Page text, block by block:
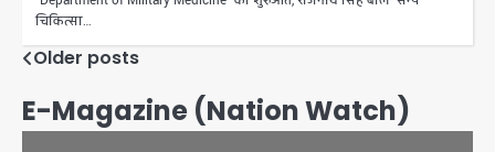
चिकित्सा…
Posts
navigation
Older posts
E-Magazine (Nation Watch)